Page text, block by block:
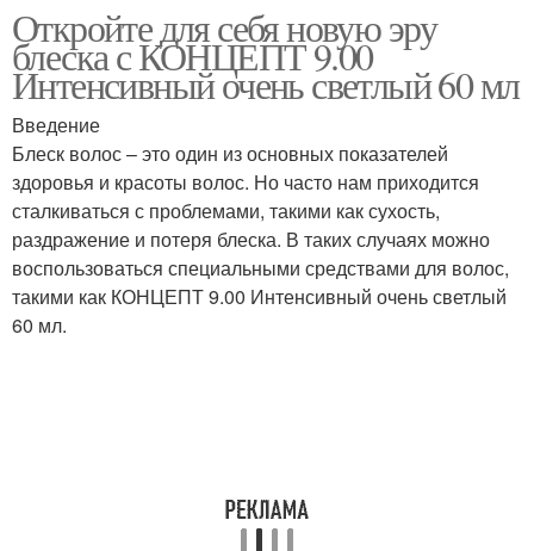
Откройте для себя новую эру
блеска с КОНЦЕПТ 9.00
Интенсивный очень светлый 60 мл
Введение
Блеск волос – это один из основных показателей
здоровья и красоты волос. Но часто нам приходится
сталкиваться с проблемами, такими как сухость,
раздражение и потеря блеска. В таких случаях можно
воспользоваться специальными средствами для волос,
такими как КОНЦЕПТ 9.00 Интенсивный очень светлый
60 мл.